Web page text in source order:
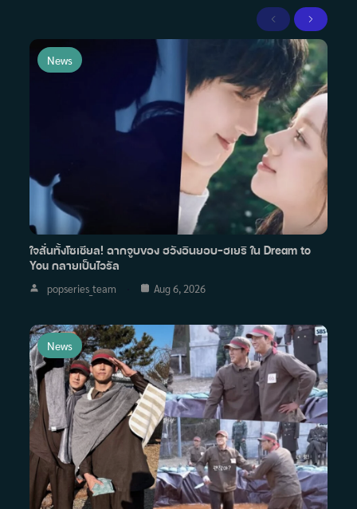
Previous Next
News
ใจสั่นทั้งโซเชียล! ฉากจูบของ ฮวังอินยอบ–ฮเยริ ใน Dream to
You กลายเป็นไวรัล
popseries_team Aug 6, 2026
News